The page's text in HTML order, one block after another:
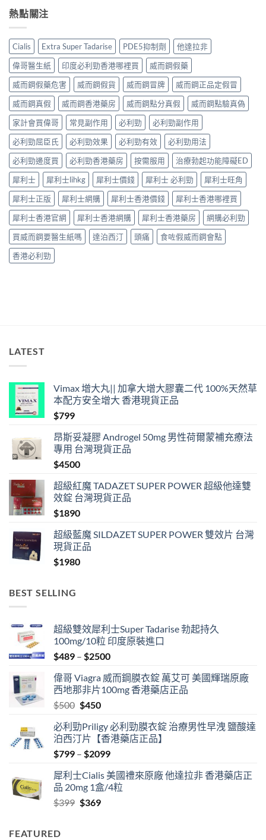
作
嗎？〉
中
不
福
的
終
點〉
中
用
析：
常
見
反
應、
發
生
率〉
中
他
非）
起
效
與
藥
效
持
續
完
整
指
南：
30
分
見
效、
最
長
36
小
時、
正
購
勁
吃
顆
夠
嗎？
30mg
vs
60mg
劑
量
選
擇
與
安
全
性
整
解
析〉
中
熱點關注
Cialis Extra Super Tadarise PDE5抑制劑
他達拉非
偉哥醫生紙
印度必利勁香港哪裡買
威而鋼假藥
威而鋼假藥危害
威而鋼假貨 威而鋼冒牌
威而鋼正品定假冒
威而鋼真假
威而鋼香港藥房 威而鋼點分真假
威而鋼點驗真偽
家計會買偉哥
常見副作用 必利勁
必利勁副作用
必利勁屈臣氏
必利勁效果 必利勁有效
必利勁用法
必利勁邊度買
必利勁香港藥房 按需服用
治療勃起功能障礙ED
犀利士
犀利士lihkg 犀利士價錢 犀利士 必利勁
犀利士旺角
犀利士正版
犀利士網購 犀利士香港價錢
犀利士香港哪裡買
犀利士香港官網
犀利士香港網購 犀利士香港藥房
網購必利勁
買威而鋼要醫生紙嗎
達泊西汀 頭痛
食咗假威而鋼會點
香港必利勁
LATEST
Vimax 增大丸|| 加拿大增大膠囊二代 100%天然草
本配方安全增大 香港現貨正品
$799
昂斯妥凝膠 Androgel 50mg 男性荷爾蒙補充療法
專用 台灣現貨正品
$4500
超級紅魔 TADAZET SUPER POWER 超級他達雙
效錠 台灣現貨正品
$1890
超級藍魔 SILDAZET SUPER POWER 雙效片 台灣
現貨正品
$1980
BEST SELLING
超級雙效犀利士Super Tadarise 勃起持久
100mg/10粒 印度原裝進口
$489 – $2500Price
$489
through
偉哥 Viagra 威而鋼膜衣錠 萬艾可 美國輝瑞原廠
西地那非片100mg 香港藥店正品
$500 Original
was:
$500.
$450Current
is:
$450.
必利勁Priligy 必利勁膜衣錠 治療男性早洩 鹽酸達
泊西汀片【香港藥店正品】
$799 – $2099Price
$799
through
犀利士Cialis 美國禮來原廠 他達拉非 香港藥店正
品 20mg 1盒/4粒
$399 Original
$369Current
FEATURED